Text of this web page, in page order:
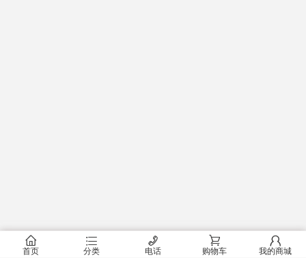
󰂠
首页
󰂦
分类
󰄫
电话
󰂟
购物车
󰂢
我的商城